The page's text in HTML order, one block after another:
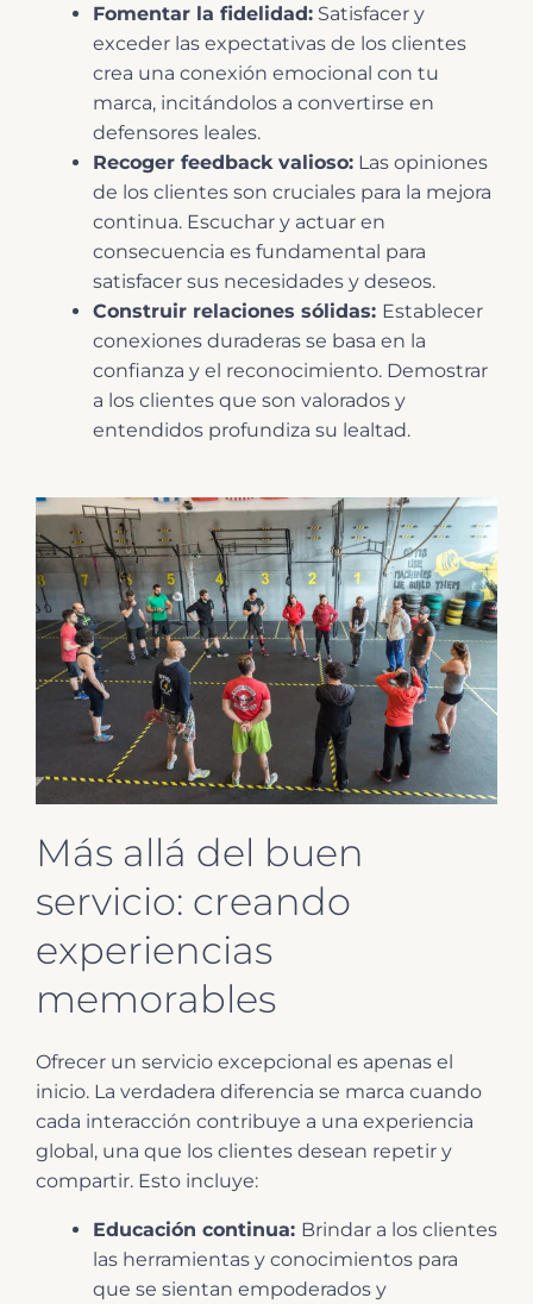
Fomentar la fidelidad: Satisfacer y
exceder las expectativas de los clientes
crea una conexión emocional con tu
marca, incitándolos a convertirse en
defensores leales.
Recoger feedback valioso: Las opiniones
de los clientes son cruciales para la mejora
continua. Escuchar y actuar en
consecuencia es fundamental para
satisfacer sus necesidades y deseos.
Construir relaciones sólidas: Establecer
conexiones duraderas se basa en la
confianza y el reconocimiento. Demostrar
a los clientes que son valorados y
entendidos profundiza su lealtad.
Más allá del buen
servicio: creando
experiencias
memorables
Ofrecer un servicio excepcional es apenas el
inicio. La verdadera diferencia se marca cuando
cada interacción contribuye a una experiencia
global, una que los clientes desean repetir y
compartir. Esto incluye:
Educación continua: Brindar a los clientes
las herramientas y conocimientos para
que se sientan empoderados y